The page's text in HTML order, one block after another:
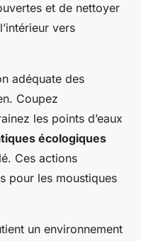
et de nettoyer
vers
adéquate des
Coupez
les points d’eaux
écologiques
Ces actions
pour les moustiques
un environnement